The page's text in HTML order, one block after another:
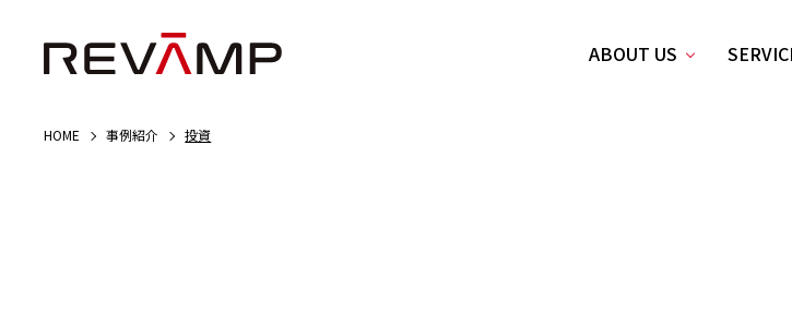
ABOUT US
HOME 事例紹介 投資